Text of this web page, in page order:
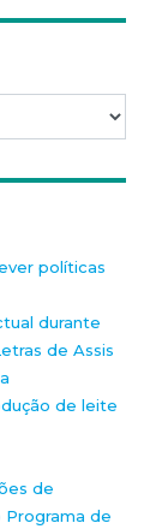
políticas
durante
de Assis
de leite
de
de